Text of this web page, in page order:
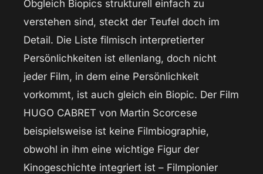
Obgleich Biopics strukturell einfach zu
verstehen sind, steckt der Teufel doch im
Detail. Die Liste filmisch interpretierter
Persönlichkeiten ist ellenlang, doch nicht
jeder Film, in dem eine Persönlichkeit
vorkommt, ist auch gleich ein Biopic. Der Film
HUGO CABRET von Martin Scorcese
beispielsweise ist keine Filmbiographie,
obwohl in ihm eine wichtige Figur der
Kinogeschichte integriert ist – Filmpionier